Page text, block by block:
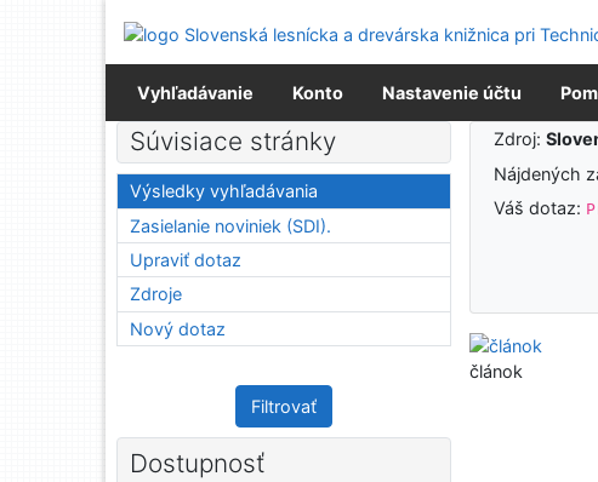
Prejsť na menu
Prehlásenie o webovej prístupnosti
Vyhľadávanie Konto Nastavenie účtu
Výsledky vyhľadávania
Zdroj:
Nájdených
Váš dotaz:
článok
Súvisiace stránky
Výsledky vyhľadávania
Zasielanie noviniek (SDI).
Upraviť dotaz
Zdroje
Nový dotaz
Filtrovať
Dostupnosť